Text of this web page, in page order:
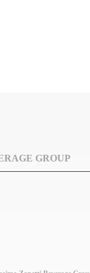
GROUP